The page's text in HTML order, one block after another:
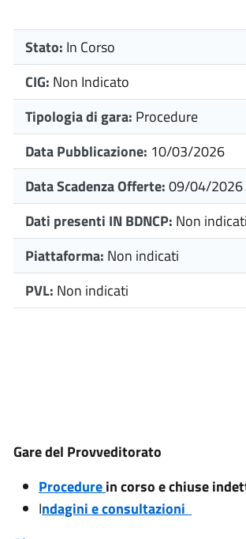
Stato: In Corso
CIG: Non Indicato
Tipologia di gara: Procedure
Data Pubblicazione: 10/03/2026
Data Scadenza Offerte:09/04/2026
Dati presenti IN BDNCP: Non indicati
Piattaforma: Non indicati
PVL: Non indicati
Gare del Provveditorato
Procedurein corso e chiuse
Indagini e consultazioni